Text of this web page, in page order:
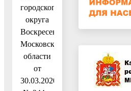
городского
округа
Воскресенск
Московской
области
от
30.03.2020